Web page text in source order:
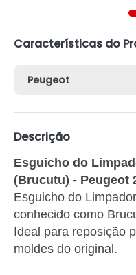
Características do
Peugeot
Descrição
Esguicho do
(Brucutu) - Peugeot
Esguicho do
conhecido como
Ideal para reposição
moldes do original.